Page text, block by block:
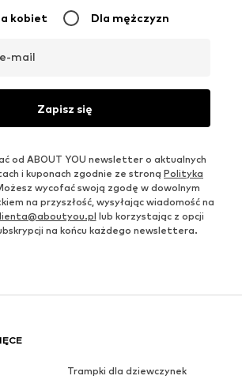
kobiet Dla mężczyzn
mail
Zapisz się
od ABOUT YOU newsletter o aktualnych
i kuponach zgodnie ze stroną Polityka
wycofać swoją zgodę w dowolnym
na przyszłość, wysyłając wiadomość na
lub korzystając z opcji
na końcu każdego newslettera.
Trampki dla dziewczynek